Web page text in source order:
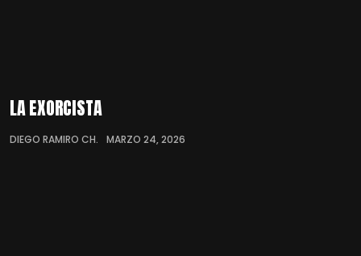
LA EXORCISTA
DIEGO RAMIRO CH. MARZO 24, 2026